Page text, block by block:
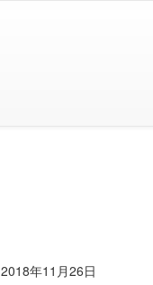
2018年11月26日